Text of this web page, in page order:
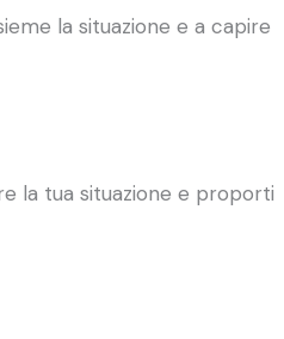
la situazione e a capire
la tua situazione e proporti